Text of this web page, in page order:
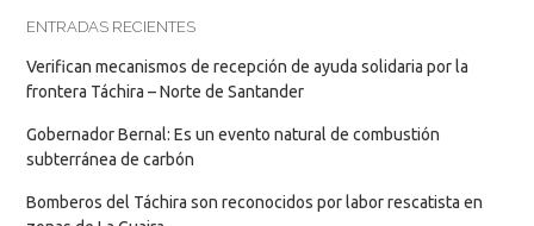
ENTRADAS RECIENTES
Verifican mecanismos de recepción de ayuda solidaria por la
frontera Táchira – Norte de Santander
Gobernador Bernal: Es un evento natural de combustión
subterránea de carbón
Bomberos del Táchira son reconocidos por labor rescatista en